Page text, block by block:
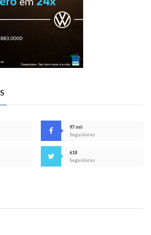
97 mil
Seguidores
618
Seguidores